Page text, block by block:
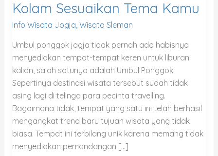
Kolam Sesuaikan Tema Kamu
Info Wisata Jogja, Wisata Sleman
Umbul ponggok jogja tidak pernah ada habisnya
menyediakan tempat-tempat keren untuk liburan
kalian, salah satunya adalah Umbul Ponggok.
Sepertinya destinasi wisata tersebut sudah tidak
asing lagi di telinga para pecinta travelling.
Bagaimana tidak, tempat yang satu ini telah berhasil
mengangkat trend baru tujuan wisata yang tidak
biasa. Tempat ini terbilang unik karena memang tidak
menyediakan pemandangan […]